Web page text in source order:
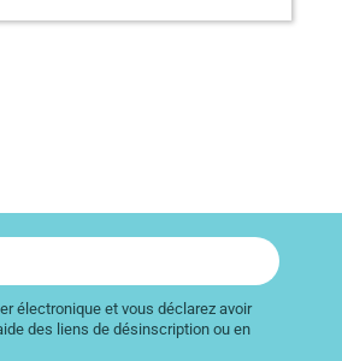
électronique et vous déclarez avoir
des liens de désinscription ou en